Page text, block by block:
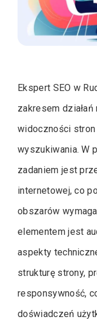
Ekspert SEO w
zakresem
widoczności
wyszukiwania. W
zadaniem jest
internetowej, co
obszarów
elementem jest
aspekty
strukturę strony,
responsywność,
doświadczeń